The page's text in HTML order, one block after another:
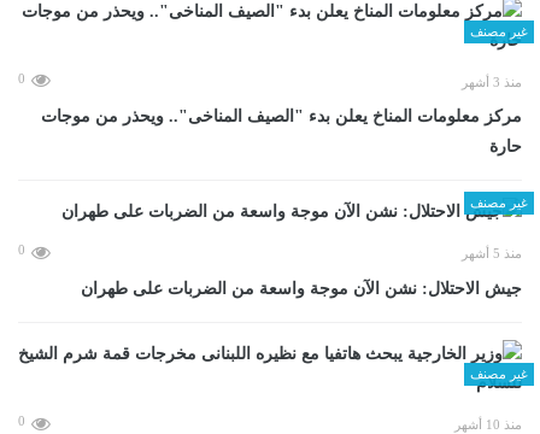
غير مصنف
منذ 3 أشهر 0
مركز معلومات المناخ يعلن بدء "الصيف المناخى".. ويحذر من موجات
حارة
غير مصنف
منذ 5 أشهر 0
جيش الاحتلال: نشن الآن موجة واسعة من الضربات على طهران
غير مصنف
منذ 10 أشهر 0